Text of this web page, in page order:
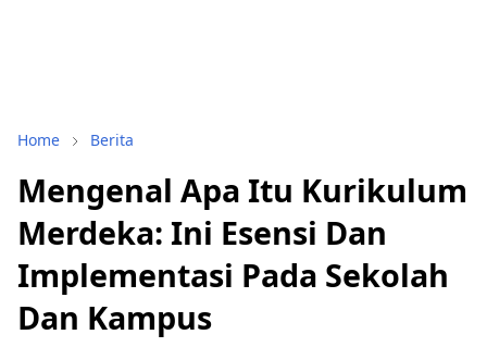
Home Berita
Mengenal Apa Itu Kurikulum
Merdeka: Ini Esensi Dan
Implementasi Pada Sekolah
Dan Kampus